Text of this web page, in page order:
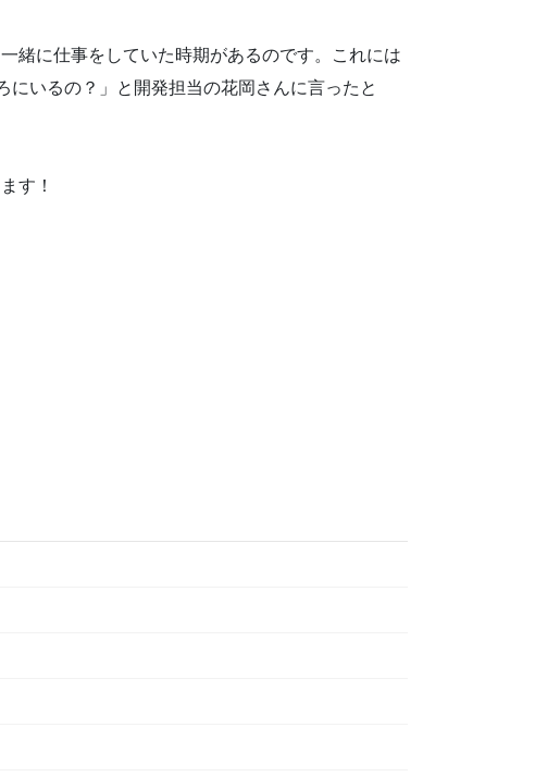
緒に仕事をしていた時期があるのです。これには
にいるの？」と開発担当の花岡さんに言ったと
す！